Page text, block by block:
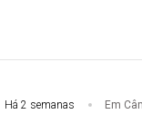
Há 2 semanas Em